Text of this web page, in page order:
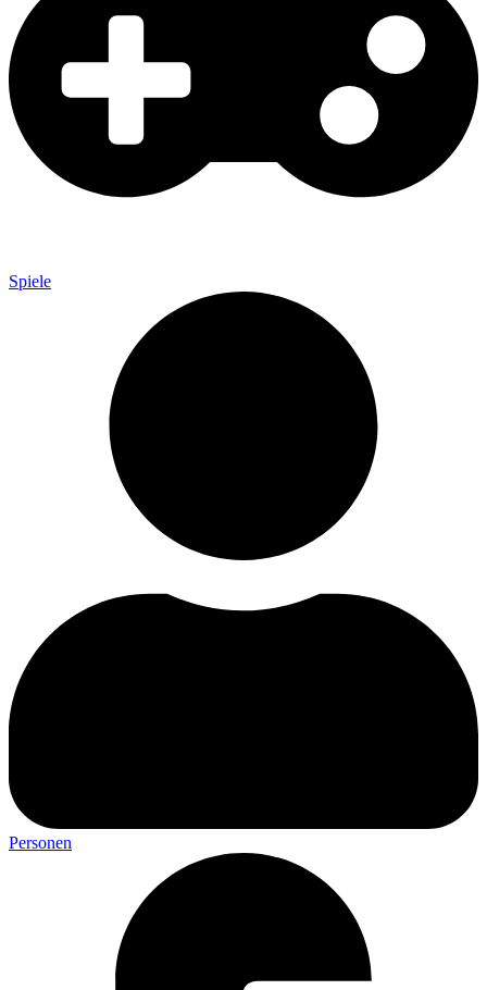
Spiele
Personen